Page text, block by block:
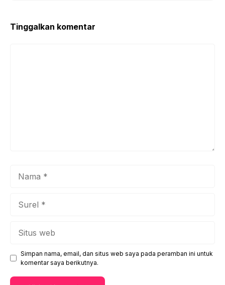
Tinggalkan komentar
Simpan nama, email, dan situs web saya pada peramban ini untuk
komentar saya berikutnya.